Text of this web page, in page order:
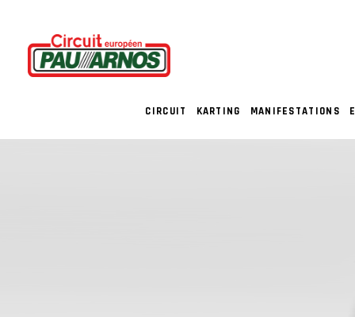
CIRCUIT KARTING MANIFESTATIONS